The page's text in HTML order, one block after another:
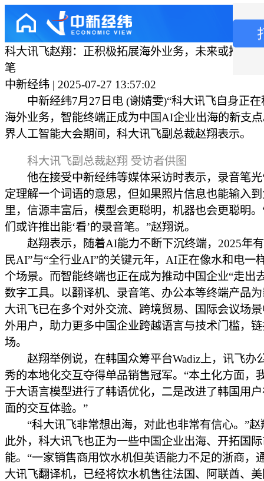
科大讯飞赵翔：正积极拓展海外业务，未来或推能“
笔
中新经纬 | 2025-07-27 13:57:02
中新经纬7月27日电 (谢婧雯)“科大讯飞自身正在
海外业务，智能终端正成为中国AI企业出海的新支点
界人工智能大会期间，科大讯飞副总裁赵翔表示。
科大讯飞副总裁赵翔 受访者供图
他在接受中新经纬等媒体采访时表示，录音笔光
定理解一个词语的意思，但如果照片信息也能输入
里，信源丰富后，模型会更聪明，机器也会更聪明
们或许推出能‘看’的录音笔。”赵翔说。
赵翔表示，随着AI能力不断下沉终端，2025年有
民AI”与“全行业AI”的关键元年，AI正在像水和电一
个场景。而智能终端也正在成为推动中国企业“走出
数字工具。以翻译机、录音笔、办公本等终端产品
大讯飞已在多个对外交流、跨境贸易、国际会议场
外用户，助力更多中国企业跨越语言与技术门槛，
场。
赵翔举例说，在韩国众筹平台Wadiz上，讯飞办
秀的本地化交互夺得单品销售冠军。“本土化方面，
于大语言模型进行了韩语优化，二是改进了韩国用
面的交互体验。”
“科大讯飞非常想出海，对此也非常有信心。”赵
此外，科大讯飞也正为一些中国企业出海、开拓国
能。“一家销售商用饮水机但英语能力不足的浙商，
大讯飞翻译机，已经将饮水机售往法国、阿联酋、